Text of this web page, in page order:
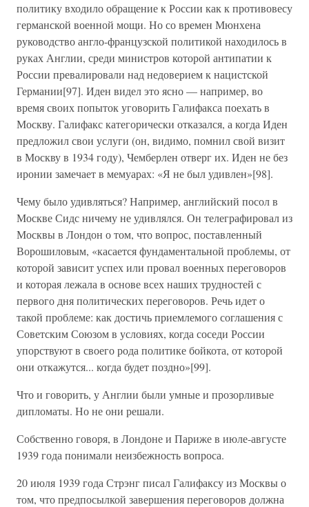
политику входило обращение к России как к противовесу
германской военной мощи. Но со времен Мюнхена
руководство англо-французской политикой находилось в
руках Англии, среди министров которой антипатии к
России превалировали над недоверием к нацистской
Германии[97]. Иден видел это ясно — например, во
время своих попыток уговорить Галифакса поехать в
Москву. Галифакс категорически отказался, а когда Иден
предложил свои услуги (он, видимо, помнил свой визит
в Москву в 1934 году), Чемберлен отверг их. Иден не без
иронии замечает в мемуарах: «Я не был удивлен»[98].
Чему было удивляться? Например, английский посол в
Москве Сидс ничему не удивлялся. Он телеграфировал из
Москвы в Лондон о том, что вопрос, поставленный
Ворошиловым, «касается фундаментальной проблемы, от
которой зависит успех или провал военных переговоров
и которая лежала в основе всех наших трудностей с
первого дня политических переговоров. Речь идет о
такой проблеме: как достичь приемлемого соглашения с
Советским Союзом в условиях, когда соседи России
упорствуют в своего рода политике бойкота, от которой
они откажутся... когда будет поздно»[99].
Что и говорить, у Англии были умные и прозорливые
дипломаты. Но не они решали.
Собственно говоря, в Лондоне и Париже в июле-августе
1939 года понимали неизбежность вопроса.
20 июля 1939 года Стрэнг писал Галифаксу из Москвы о
том, что предпосылкой завершения переговоров должна